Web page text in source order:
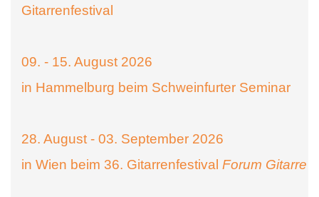
Gitarrenfestival
09. - 15. August 2026
in Hammelburg beim Schweinfurter Seminar
28. August - 03. September 2026
in Wien beim 36. Gitarrenfestival Forum Gitarre